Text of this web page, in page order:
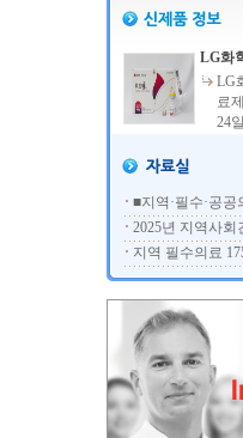
LG화
LG
료
24
■지역·필수·공
2025년 지역사회
지역 필수의료